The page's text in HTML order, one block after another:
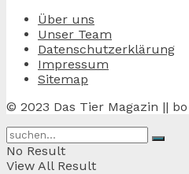
Über uns
Unser Team
Datenschutzerklärung
Impressum
Sitemap
© 2023 Das Tier Magazin ||
No Result
View All Result